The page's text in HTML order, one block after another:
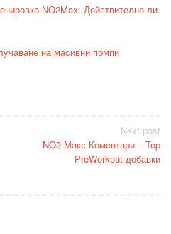
NO2Max: Действително ли
на масивни помпи
Next post
NO2 Макс Коментари – Top
PreWorkout добавки